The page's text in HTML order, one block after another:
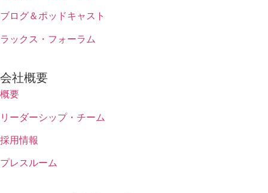
ブログ＆ポッドキャスト
ラックス・フォーラム
会社概要
概要
リーダーシップ・チーム
採用情報
プレスルーム